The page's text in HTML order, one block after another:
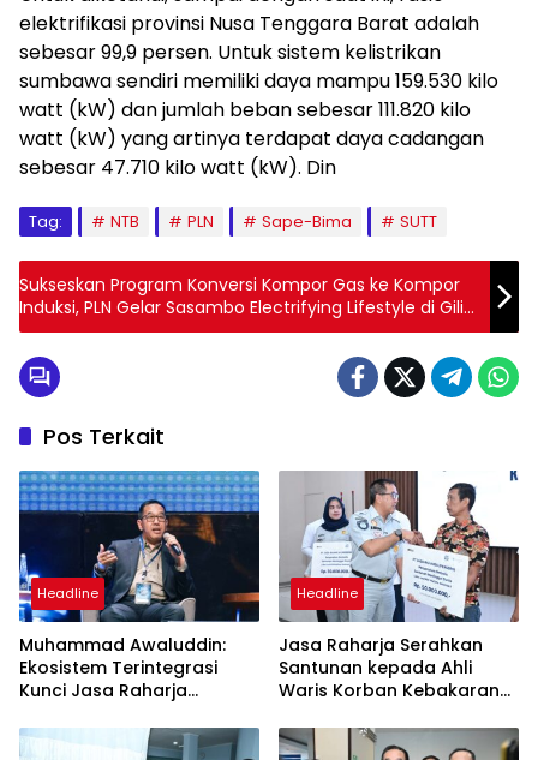
elektrifikasi provinsi Nusa Tenggara Barat adalah
sebesar 99,9 persen. Untuk sistem kelistrikan
sumbawa sendiri memiliki daya mampu 159.530 kilo
watt (kW) dan jumlah beban sebesar 111.820 kilo
watt (kW) yang artinya terdapat daya cadangan
sebesar 47.710 kilo watt (kW). Din
Tag: NTB PLN Sape-Bima SUTT
Sukseskan Program Konversi Kompor Gas ke Kompor
Induksi, PLN Gelar Sasambo Electrifying Lifestyle di Gili
Trawangan
Pos Terkait
Headline
Muhammad Awaluddin:
Ekosistem Terintegrasi
Kunci Jasa Raharja
Maksimal Kepada
Headline
Jasa Raharja Serahkan
Santunan kepada Ahli
Waris Korban Kebakaran